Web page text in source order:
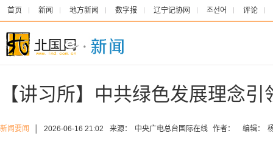
首页 新闻 地方新闻 数字报 辽宁记协网 조선어 评论
【讲习所】中共绿色发展理念
新闻要闻 2026-06-16 21:02 来源： 中央广电总台国际在线 作者： 编辑：